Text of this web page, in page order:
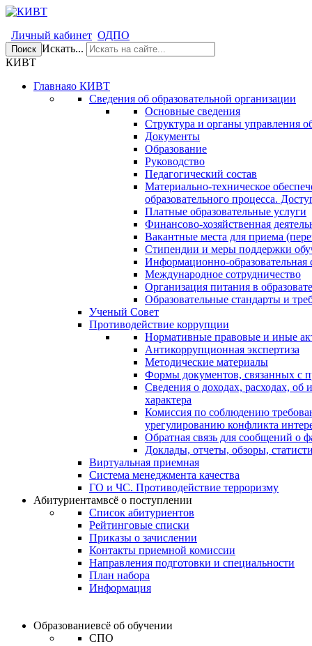
Личный кабинет ОДПО
Поиск Искать...
КИВТ
Главнаяо КИВТ
Сведения об образовательной организации
Основные сведения
Структура и органы управления
Документы
Образование
Руководство
Педагогический состав
Материально-техническое
образовательного процесса.
Платные образовательные услуги
Финансово-хозяйственная
Вакантные места для приема
Стипендии и меры поддержки
Информационно-образовательная
Международное сотрудничество
Организация питания в
Образовательные стандарты и
Ученый Совет
Противодействие коррупции
Нормативные правовые и иные
Антикоррупционная экспертиза
Методические материалы
Формы документов, связанных с
Сведения о доходах, расходах, об
характера
Комиссия по соблюдению
урегулированию конфликта
Обратная связь для сообщений о
Доклады, отчеты, обзоры,
Виртуальная приемная
Система менеджмента качества
ГО и ЧС. Противодействие терроризму
Абитуриентамвсё о поступлении
Список абитуриентов
Рейтинговые списки
Приказы о зачислении
Контакты приемной комиссии
Направления подготовки и специальности
План набора
Информация
Образованиевсё об обучении
СПО